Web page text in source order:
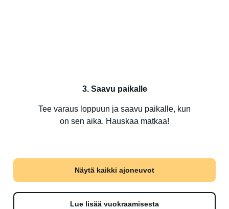
3. Saavu paikalle
Tee varaus loppuun ja saavu paikalle, kun
on sen aika. Hauskaa matkaa!
Näytä kaikki ajoneuvot
Lue lisää vuokraamisesta